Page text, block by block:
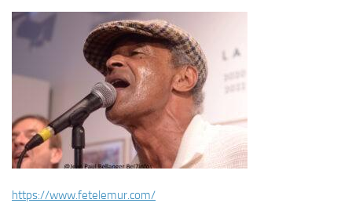
https://www.fetelemur.com/